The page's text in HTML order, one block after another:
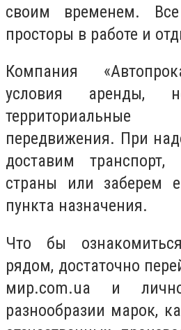
своим временем.
просторы в работе и
Компания
условия аренды,
передвижения. При
доставим
страны или заберем
пункта назначения.
Что бы
рядом, достаточно
мир.com.ua и
разнообразии марок,